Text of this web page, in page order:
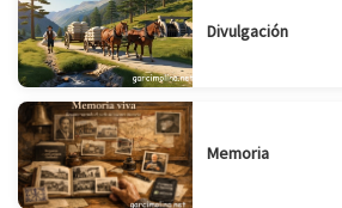
Divulgación
Memoria